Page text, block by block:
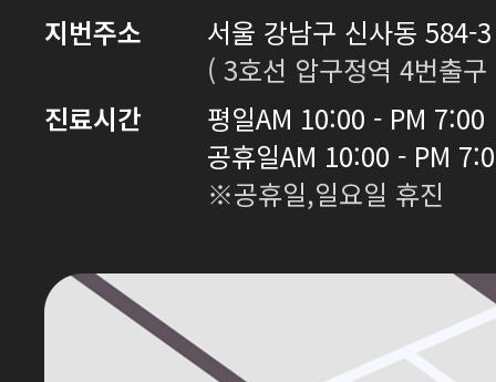
지번주소
서울 강남구 신사동 584-
( 3호선 압구정역 4번출
진료시간
평일AM 10:00 - PM 7:00
공휴일AM 10:00 - PM
※공휴일,일요일 휴진